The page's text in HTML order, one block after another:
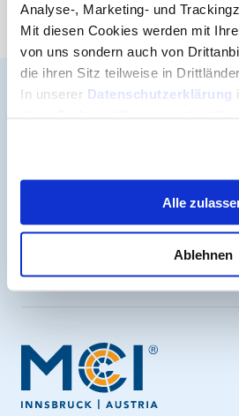
Analyse-, Marketing- und
Mit diesen Cookies werden mit
von uns sondern auch von
die ihren Sitz teilweise in
In unserer Datenschutzerklärung
Alle
Ablehnen
Jederzeit up-to-date und den